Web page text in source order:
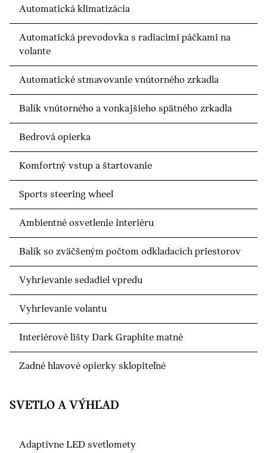
Automatická klimatizácia
Automatická prevodovka s radiacimi páčkami na
volante
Automatické stmavovanie vnútorného zrkadla
Balík vnútorného a vonkajšieho spätného zrkadla
Bedrová opierka
Komfortný vstup a štartovanie
Sports steering wheel
Ambientné osvetlenie interiéru
Balík so zväčšeným počtom odkladacích priestorov
Vyhrievanie sedadiel vpredu
Vyhrievanie volantu
Interiérové lišty Dark Graphite matné
Zadné hlavové opierky sklopiteľné
SVETLO A VÝHĽAD
Adaptívne LED svetlomety